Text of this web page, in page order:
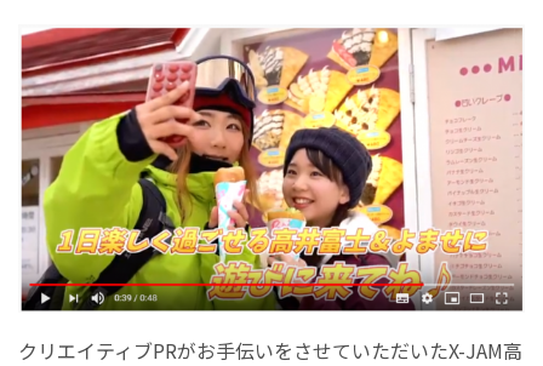
クリエイティブPRがお手伝いをさせていただいたX-JAM高